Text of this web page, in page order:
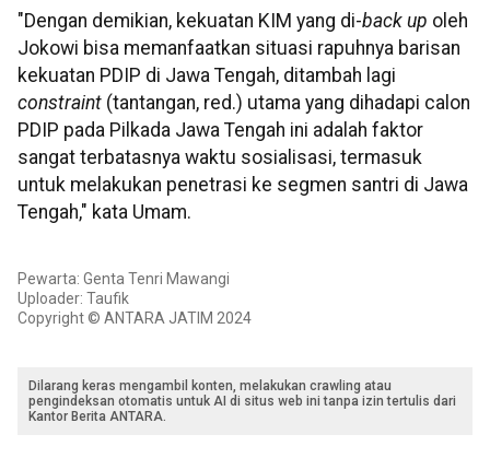
"Dengan demikian, kekuatan KIM yang di-back up oleh
Jokowi bisa memanfaatkan situasi rapuhnya barisan
kekuatan PDIP di Jawa Tengah, ditambah lagi
constraint (tantangan, red.) utama yang dihadapi calon
PDIP pada Pilkada Jawa Tengah ini adalah faktor
sangat terbatasnya waktu sosialisasi, termasuk
untuk melakukan penetrasi ke segmen santri di Jawa
Tengah," kata Umam.
Pewarta: Genta Tenri Mawangi
Uploader: Taufik
Copyright © ANTARA JATIM 2024
Dilarang keras mengambil konten, melakukan crawling atau
pengindeksan otomatis untuk AI di situs web ini tanpa izin tertulis dari
Kantor Berita ANTARA.